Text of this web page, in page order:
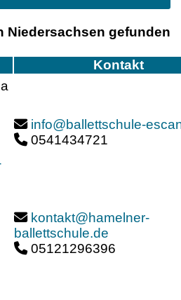
Niedersachsen gefunden
Kontakt
info@ballettschule-
0541434721
kontakt@hamelner-
ballettschule.de
05121296396